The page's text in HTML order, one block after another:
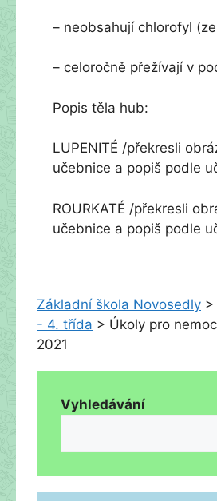
– neobsahují chlorofyl
– celoročně přežívají v
Popis těla hub:
LUPENITÉ /překresli
učebnice a popiš podle
ROURKATÉ /překresli
učebnice a popiš podle
Základní škola Novosedly >
- 4. třída > Úkoly pro
2021
Vyhledávání